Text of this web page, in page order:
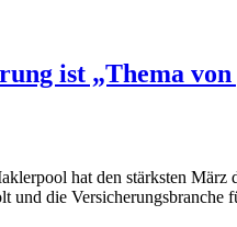
ist „Thema
hat den stärksten
und die